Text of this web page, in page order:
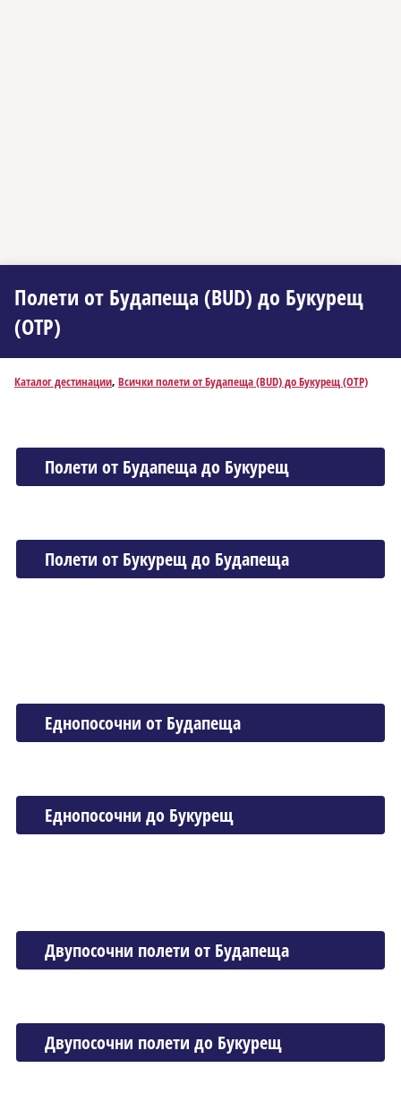
Полети от Будапеща (BUD) до Букурещ
(OTP)
Каталог дестинации, Всички полети от Будапеща (BUD) до Букурещ (OTP)
Полети от Будапеща до Букурещ
Полети от Букурещ до Будапеща
Еднопосочни от Будапеща
Еднопосочни до Букурещ
Двупосочни полети от Будапеща
Двупосочни полети до Букурещ